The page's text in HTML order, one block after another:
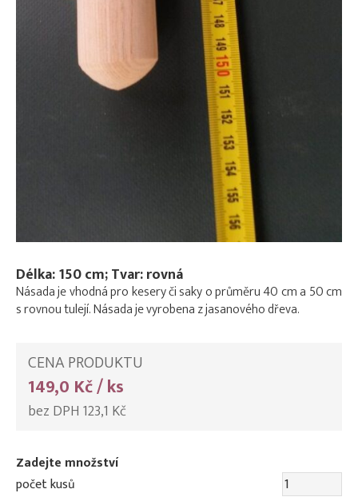
Délka: 150 cm; Tvar: rovná
Násada je vhodná pro kesery či saky o průměru 40 cm a 50 cm
s rovnou tulejí. Násada je vyrobena z jasanového dřeva.
CENA PRODUKTU
149,0 Kč / ks
bez DPH 123,1 Kč
Zadejte množství
počet kusů